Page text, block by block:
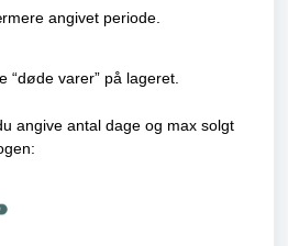
angivet periode.
“døde varer” på lageret.
angive antal dage og max solgt